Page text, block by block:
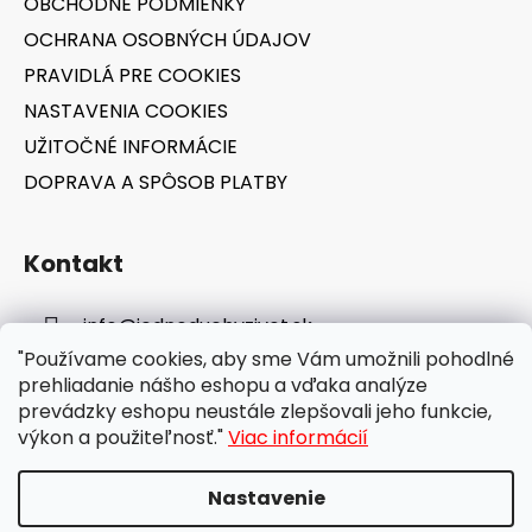
"Používame cookies, aby sme Vám umožnili pohodlné
prehliadanie nášho eshopu a vďaka analýze
prevádzky eshopu neustále zlepšovali jeho funkcie,
výkon a použiteľnosť."Viac informácií
Nastavenie
v
u
OCHRANA OSOBNÝCH ÚDAJOV
PRAVIDLÁ PRE COOKIES
NASTAVENIA COOKIES
UŽITOČNÉ INFORMÁCIE
DOPRAVA A SPÔSOB PLATBY
Kontakt
info@jednoduchyzivot.sk
E-shop: 0948 647 767